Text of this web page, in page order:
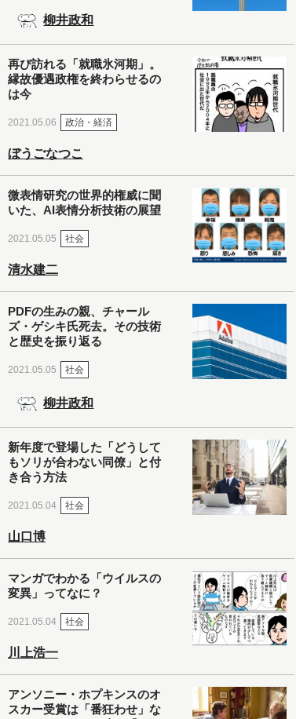
柳井政和
再び訪れる「就職氷河期」。
縁故優遇政権を終わらせるの
は今
2021.05.06 政治・経済
ぼうごなつこ
微表情研究の世界的権威に聞
いた、AI表情分析技術の展望
2021.05.05 社会
清水建二
PDFの生みの親、チャール
ズ・ゲシキ氏死去。その技術
と歴史を振り返る
2021.05.05 社会
柳井政和
新年度で登場した「どうして
もソリが合わない同僚」と付
き合う方法
2021.05.04 社会
山口博
マンガでわかる「ウイルスの
変異」ってなに？
2021.05.04 社会
川上浩一
アンソニー・ホプキンスのオ
スカー受賞は「番狂わせ」な